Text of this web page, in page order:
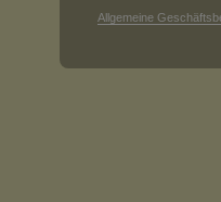
Allgemeine